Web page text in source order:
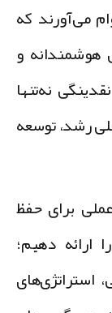
که
و
نه‌تنها
توسعه
برای حفظ
دهیم؛